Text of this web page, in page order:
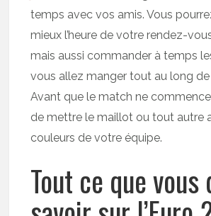
temps avec vos amis. Vous
mieux l’heure de votre rendez-
mais aussi commander à temps
vous allez manger tout au long de
Avant que le match ne
de mettre le maillot ou tout autre
couleurs de votre équipe.
Tout ce que vous